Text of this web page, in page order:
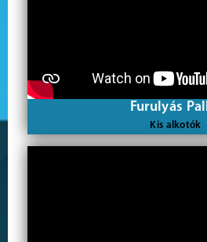
Furulyás
Kis alkotók